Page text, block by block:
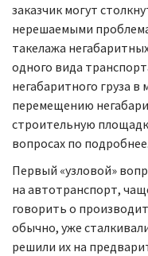
заказчик могут
нерешаемыми
такелажа
одного вида
негабаритного груза в
перемещению
строительную
вопросах по подробнее.
Первый «узловой»
на автотранспорт,
говорить о
обычно, уже
решили их на